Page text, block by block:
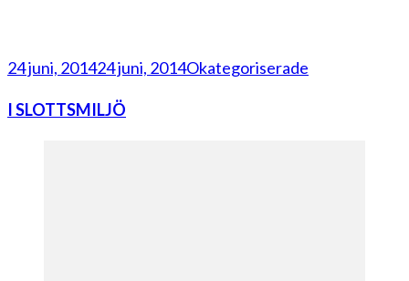
24 juni, 201424 juni, 2014Okategoriserade
I SLOTTSMILJÖ